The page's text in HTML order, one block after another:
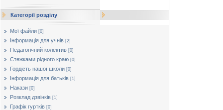
Категорії розділу
Мої файли [0]
Інформація для учнів [2]
Педагогічний колектив [0]
Стежками рідного краю [0]
Гордість нашої школи [0]
Інформація для батьків [1]
Накази [0]
Розклад дзвінків [1]
Графік гуртків [0]